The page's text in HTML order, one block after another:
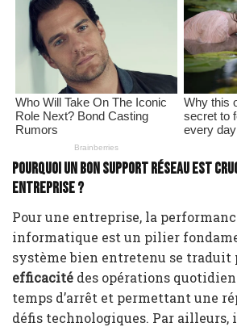
Pourquoi un bon support réseau est
entreprise ?
Pour une entreprise, la
informatique est un pilier
système bien entretenu se traduit
efficacité des opérations
temps d’arrêt et permettant une
défis technologiques. Par ailleurs,